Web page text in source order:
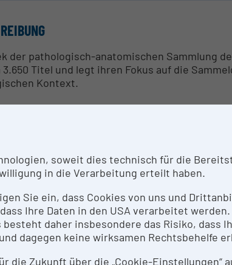
der patho­lo­gisch-anato­mi­schen Sammlung
Titel und legt ihren Fokus auf die
Kontext.
Studierende und Gäste werden bei der
unterstützt. An
die Grundlagen einer allgemeinen
Vorwissenschaftlichen Arbeiten kann eine
aber auch externe
soweit dies technisch für die
in die Verarbeitung erteilt haben.
Sie ein, dass Cookies von uns und
Ihre Daten in den USA verarbeitet
daher insbesondere das Risiko, dass
dagegen keine wirksamen Rechtsbehelfe
die Zukunft über die „Cookie-Einstellungen“